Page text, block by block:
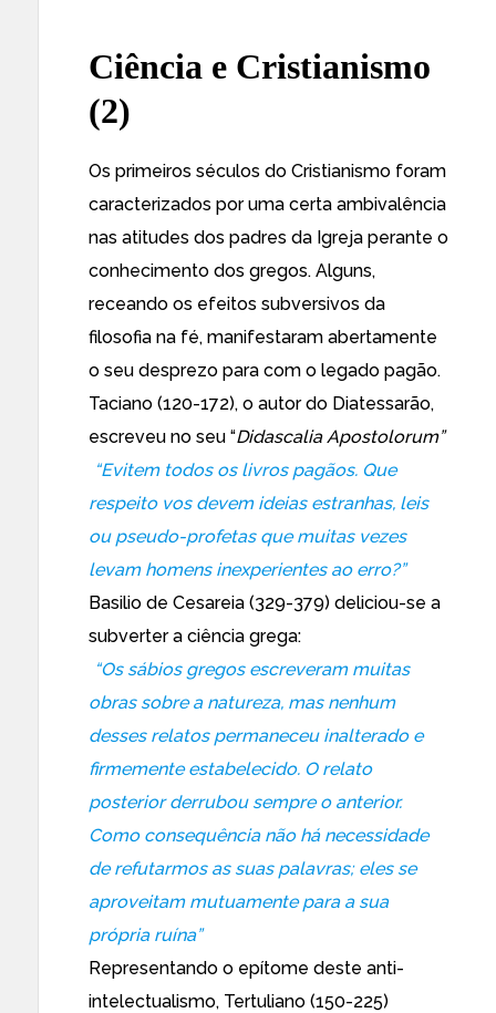
Ciência e Cristianismo
(2)
Os primeiros séculos do Cristianismo foram
caracterizados por uma certa ambivalência
nas atitudes dos padres da Igreja perante o
conhecimento dos gregos. Alguns,
receando os efeitos subversivos da
filosofia na fé, manifestaram abertamente
o seu desprezo para com o legado pagão.
Taciano (120-172), o autor do Diatessarão,
escreveu no seu “Didascalia Apostolorum”
“Evitem todos os livros pagãos. Que
respeito vos devem ideias estranhas, leis
ou pseudo-profetas que muitas vezes
levam homens inexperientes ao erro?”
Basilio de Cesareia (329-379) deliciou-se a
subverter a ciência grega:
“Os sábios gregos escreveram muitas
obras sobre a natureza, mas nenhum
desses relatos permaneceu inalterado e
firmemente estabelecido. O relato
posterior derrubou sempre o anterior.
Como consequência não há necessidade
de refutarmos as suas palavras; eles se
aproveitam mutuamente para a sua
própria ruína”
Representando o epítome deste anti-
intelectualismo, Tertuliano (150-225)